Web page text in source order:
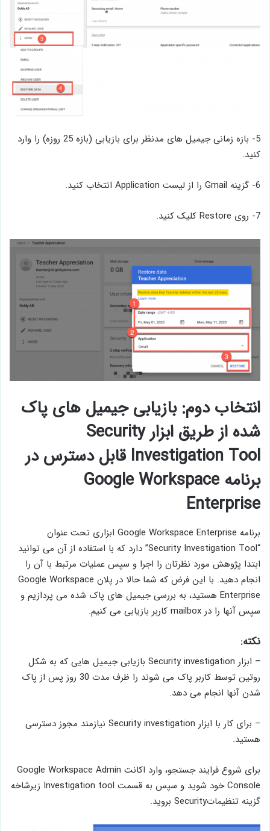
5- بازه زمانی جیمیل های مدنظر برای بازیابی (بازه 25 روزه) را وارد
کنید.
6- گزینه Gmail را از لیست Application انتخاب کنید.
7- روی Restore کلیک کنید.
انتخاب دوم: بازیابی جیمیل های پاک
شده از طریق ابزار Security
Investigation Tool قابل دسترس در
برنامه Google Workspace
Enterprise
برنامه Google Workspace Enterprise ابزاری تحت عنوان
“Security Investigation Tool” دارد که با استفاده از آن می توانید
ابتدا پژوهش مورد نظرتان را اجرا و سپس عملیات مرتبط با آن را
انجام دهید. با این فرض که شما حالا در پلان Google Workspace
Enterprise هستید، به بررسی جیمیل های پاک شده می پردازیم و
سپس آنها را در mailbox کاربر بازیابی می کنیم.
نکته:
–
ابزار Security investigation بازیابی جیمیل هایی که به شکل
روتین توسط کاربر پاک می شوند را ظرف مدت 30 روز پس از پاک
شدن آنها انجام می دهد.
– برای کار با ابزار Security investigation نیازمند مجوز دسترسی
هستید.
برای شروع فرایند جستجو، وارد اکانت Google Workspace Admin
Console خود شوید و سپس به قسمت Investigation tool زیرشاخه
گزینه تنظیماتSecurity بروید.